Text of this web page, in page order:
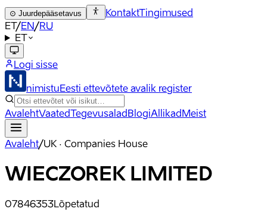
⊙ Juurdepääsetavus KontaktTingimused
ET/EN/RU
ET
Logi sisse
nimistuEesti ettevõtete avalik register
AvalehtVaatedTegevusaladBlogiAllikadMeist
Avaleht/UK · Companies House
WIECZOREK LIMITED
07846353Lõpetatud